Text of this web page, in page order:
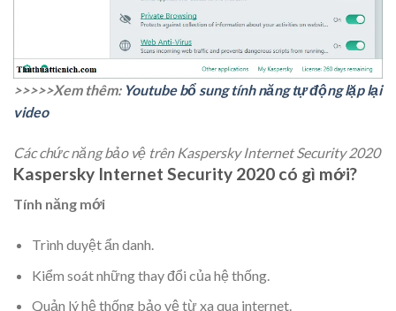
>>>>>Xem thêm: Youtube bổ sung tính năng tự động lặp lại
video
Các chức năng bảo vệ trên Kaspersky Internet Security 2020
Kaspersky Internet Security 2020 có gì mới?
Tính năng mới
Trình duyệt ẩn danh.
Kiểm soát những thay đổi của hệ thống.
Quản lý hệ thống bảo vệ từ xa qua internet.